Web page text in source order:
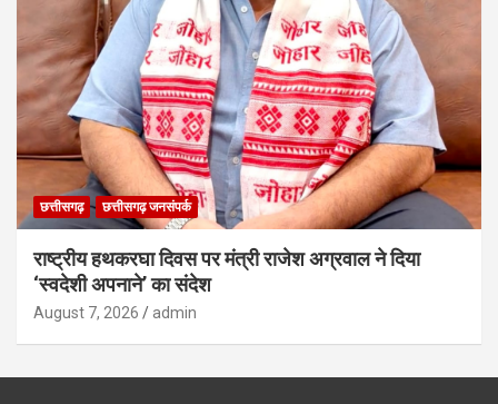
छत्तीसगढ़ छत्तीसगढ़ जनसंपर्क
राष्ट्रीय हथकरघा दिवस पर मंत्री राजेश अग्रवाल ने दिया
‘स्वदेशी अपनाने’ का संदेश
August 7, 2026 admin